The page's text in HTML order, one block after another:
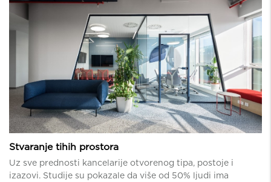
Stvaranje tihih prostora
Uz sve prednosti kancelarije otvorenog tipa, postoje i
izazovi. Studije su pokazale da više od 50% ljudi ima